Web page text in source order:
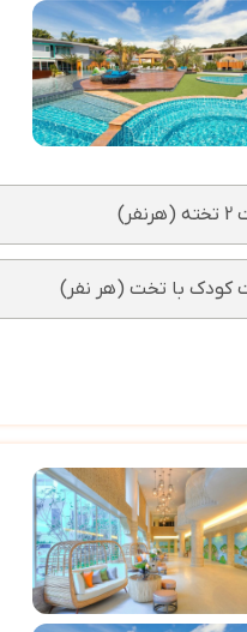
کودک با تخت (هر نفر)